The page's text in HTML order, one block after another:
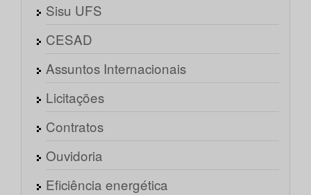
Sisu UFS
CESAD
Assuntos Internacionais
Licitações
Contratos
Ouvidoria
Eficiência energética